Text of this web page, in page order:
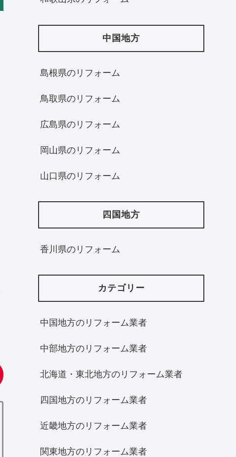
中国地方
島根県のリフォーム
鳥取県のリフォーム
広島県のリフォーム
岡山県のリフォーム
山口県のリフォーム
四国地方
香川県のリフォーム
カテゴリー
中国地方のリフォーム業者
中部地方のリフォーム業者
北海道・東北地方のリフォーム業者
四国地方のリフォーム業者
近畿地方のリフォーム業者
関東地方のリフォーム業者